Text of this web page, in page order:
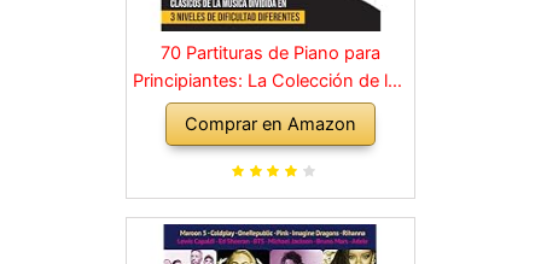
70 Partituras de Piano para
Principiantes: La Colección de los
Grandes Clásicos de la Música
dividida en 3 Niveles de dificultad
diferentes
Comprar en Amazon